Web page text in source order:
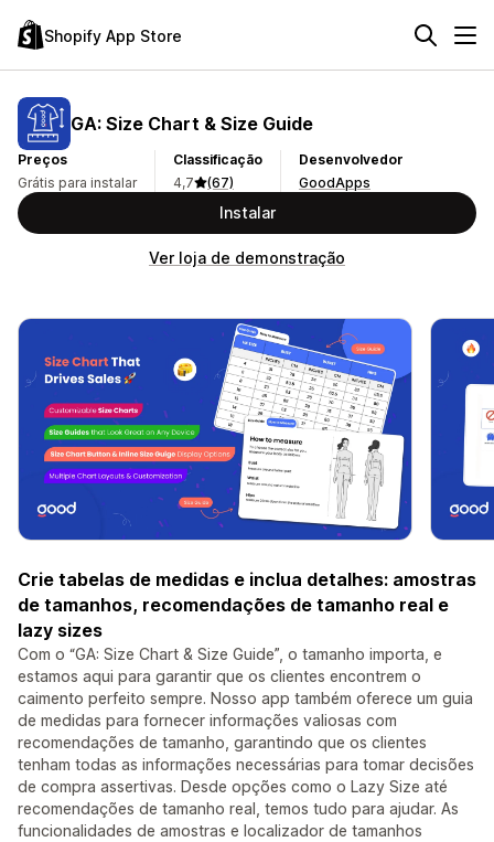
Shopify App Store
GA: Size Chart & Size Guide
Preços
Grátis para instalar
Classificação
4,7
(67)
Desenvolvedor
GoodApps
Instalar
Ver loja de demonstração
Crie tabelas de medidas e inclua detalhes: amostras
de tamanhos, recomendações de tamanho real e
lazy sizes
Com o “GA: Size Chart & Size Guide”, o tamanho importa, e
estamos aqui para garantir que os clientes encontrem o
caimento perfeito sempre. Nosso app também oferece um guia
de medidas para fornecer informações valiosas com
recomendações de tamanho, garantindo que os clientes
tenham todas as informações necessárias para tomar decisões
de compra assertivas. Desde opções como o Lazy Size até
recomendações de tamanho real, temos tudo para ajudar. As
funcionalidades de amostras e localizador de tamanhos